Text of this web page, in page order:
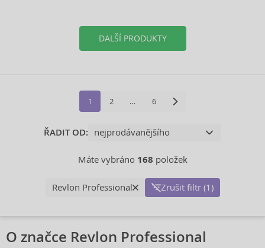
DALŠÍ PRODUKTY
1 2 … 6
ŘADIT OD:
Máte vybráno 168 položek
Revlon Professional Zrušit filtr (1)
O značce Revlon Professional